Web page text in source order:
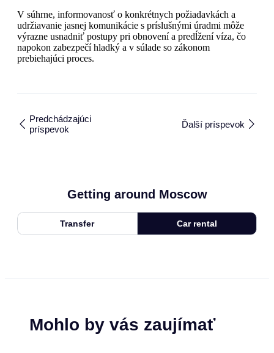
V súhrne, informovanosť o konkrétnych požiadavkách a
udržiavanie jasnej komunikácie s príslušnými úradmi môže
výrazne usnadniť postupy pri obnovení a predĺžení víza, čo
napokon zabezpečí hladký a v súlade so zákonom
prebiehajúci proces.
Predchádzajúci
príspevok
Ďalší príspevok
Getting around Moscow
Transfer Car rental
Mohlo by vás zaujímať